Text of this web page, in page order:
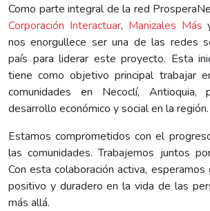
Como parte integral de la red
Corporación Interactuar, Manizales Más
nos enorgullece ser una de las redes
país para liderar este proyecto. Esta
tiene como objetivo principal trabajar
comunidades en Necoclí, Antioquia,
desarrollo económico y social en la región.
Estamos comprometidos con el
las comunidades. Trabajemos juntos
Con esta colaboración activa, esperamos
positivo y duradero en la vida de las
más allá.